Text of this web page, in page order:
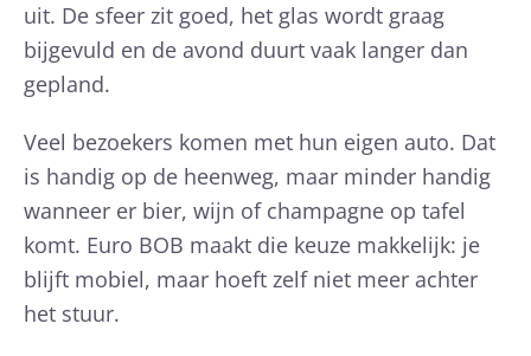
uit. De sfeer zit goed, het glas wordt graag
bijgevuld en de avond duurt vaak langer dan
gepland.
Veel bezoekers komen met hun eigen auto. Dat
is handig op de heenweg, maar minder handig
wanneer er bier, wijn of champagne op tafel
komt. Euro BOB maakt die keuze makkelijk: je
blijft mobiel, maar hoeft zelf niet meer achter
het stuur.